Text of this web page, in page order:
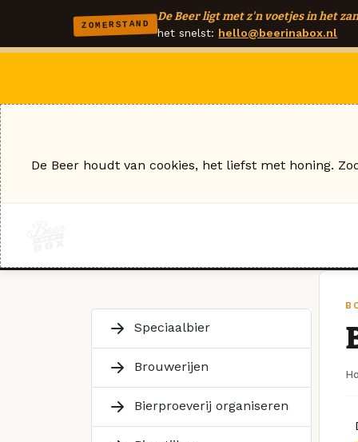
ZOMERSTAND
De Beer ligt met z'n voetjes in het
het snelst: hello@beerinabox.nl
Speciaalbier
Brouwerijen
Bierproeverij organiseren
De Beer houdt van cookies, het liefst met honing.